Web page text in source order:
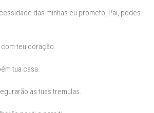
das minhas eu prometo, Pai, podes
teu coração.
tua casa.
as tuas tremulas.